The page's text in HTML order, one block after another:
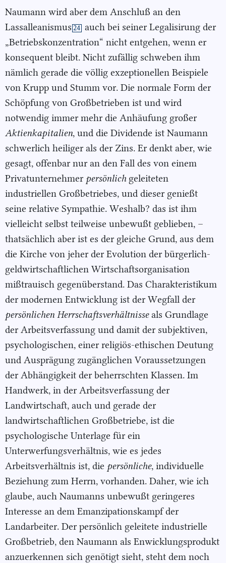
Naumann wird aber dem Anschluß an den
Lassalleanismus 24 auch bei seiner Legalisirung der
„Betriebskonzentration“ nicht entgehen, wenn er
konsequent bleibt. Nicht zufällig schweben ihm
nämlich gerade die völlig exzeptionellen Beispiele
von Krupp und Stumm vor. Die normale Form der
Schöpfung von Großbetrieben ist und wird
notwendig immer mehr die Anhäufung großer
Aktienkapitalien, und die Dividende ist Naumann
schwerlich heiliger als der Zins. Er denkt aber, wie
gesagt, offenbar nur an den Fall des von einem
Privatunternehmer persönlichgeleiteten
industriellen Großbetriebes, und dieser genießt
seine relative Sympathie. Weshalb? das ist ihm
vielleicht selbst teilweise unbewußt geblieben, –
thatsächlich aber ist es der gleiche Grund, aus dem
die Kirche von jeher der Evolution der bürgerlich-
geldwirtschaftlichen Wirtschaftsorganisation
mißtrauisch gegenüberstand. Das Charakteristikum
der modernen Entwicklung ist der Wegfall der
persönlichen Herrschaftsverhältnisseals Grundlage
der Arbeitsverfassung und damit der subjektiven,
psychologischen, einer religiös-ethischen Deutung
und Ausprägung zugänglichen Voraussetzungen
der Abhängigkeit der beherrschten Klassen. Im
Handwerk, in der Arbeitsverfassung der
Landwirtschaft, auch und gerade der
landwirtschaftlichen Großbetriebe, ist die
psychologische Unterlage für ein
Unterwerfungsverhältnis, wie es jedes
Arbeitsverhältnis ist, die persönliche, individuelle
Beziehung zum Herrn, vorhanden. Daher, wie ich
glaube, auch Naumanns unbewußt geringeres
Interesse an dem Emanzipationskampf der
Landarbeiter. Der persönlich geleitete industrielle
Großbetrieb, den Naumann als Enwicklungsprodukt
anzuerkennen sich genötigt sieht, steht dem noch